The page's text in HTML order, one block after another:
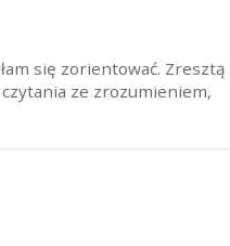
się zorientować. Zresztą
ze zrozumieniem,